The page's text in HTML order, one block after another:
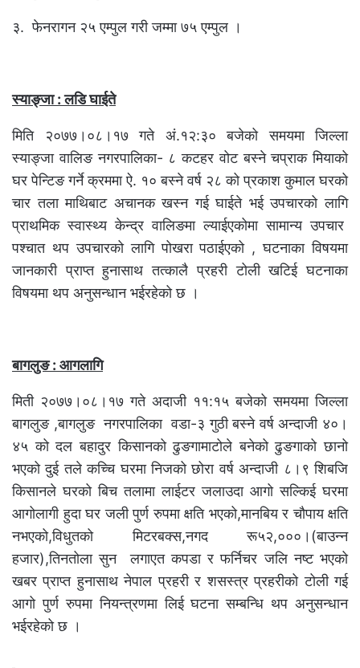
३. फेनरागन २५ एम्पुल गरी जम्मा ७५ एम्पुल ।
स्याङ्जा : लडि घाईते
मिति २०७७।०८।१७ गते अं.१२:३० बजेको समयमा जिल्ला
स्याङ्जा वालिङ नगरपालिका- ८ कटहर वोट बस्ने चप्राक मियाको
घर पेन्टिङ गर्ने क्रममा ऐ. १० बस्ने वर्ष २८ को प्रकाश कुमाल घरको
चार तला माथिबाट अचानक खस्न गई घाईते भई उपचारको लागि
प्राथमिक स्वास्थ्य केन्द्र वालिङमा ल्याईएकोमा सामान्य उपचार
पश्चात थप उपचारको लागि पोखरा पठाईएको , घटनाका विषयमा
जानकारी प्राप्त हुनासाथ तत्कालै प्रहरी टोली खटिई घटनाका
विषयमा थप अनुसन्धान भईरहेको छ ।
बागलुङ: आगलागि
मिती २०७७।०८।१७ गते अदाजी ११:१५ बजेको समयमा जिल्ला
बागलुङ ,बागलुङ नगरपालिका वडा-३ गुठी बस्ने वर्ष अन्दाजी ४०।
४५ को दल बहादुर किसानको ढुङगामाटोले बनेको ढुङगाको छानो
भएको दुई तले कच्चि घरमा निजको छोरा वर्ष अन्दाजी ८।९ शिबजि
किसानले घरको बिच तलामा लाईटर जलाउदा आगो सल्किई घरमा
आगोलागी हुदा घर जली पुर्ण रुपमा क्षति भएको,मानबिय र चौपाय क्षति
नभएको,विधुतको मिटरबक्स,नगद रू५२,०००।(बाउन्न
हजार),तिनतोला सुन लगाएत कपडा र फर्निचर जलि नष्ट भएको
खबर प्राप्त हुनासाथ नेपाल प्रहरी र शसस्त्र प्रहरीको टोली गई
आगो पुर्ण रुपमा नियन्त्रणमा लिई घटना सम्बन्धि थप अनुसन्धान
भईरहेको छ ।